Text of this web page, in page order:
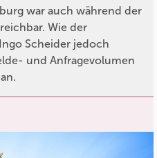
war auch während der
Wie der
Scheider jedoch
und Anfragevolumen